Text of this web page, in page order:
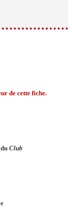
de cette fiche.
Club